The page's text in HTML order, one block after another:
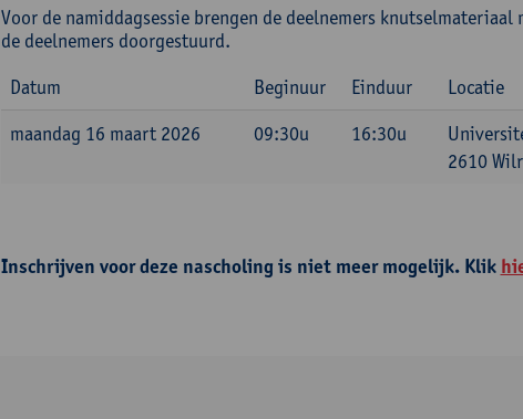
Voor de namiddagsessie brengen de deelnemers
de deelnemers doorgestuurd.
Datum
Beginuur Einduur
Locatie
maandag 16 maart 2026
09:30u 16:30u
2610
Inschrijven voor deze nascholing is niet meer mogelijk. Klik